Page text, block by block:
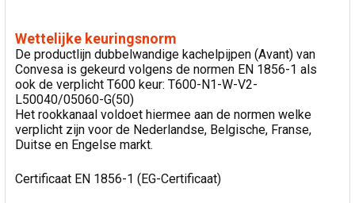
Wettelijke keuringsnorm
De productlijn dubbelwandige kachelpijpen (Avant) van
Convesa is gekeurd volgens de normen EN 1856-1 als
ook de verplicht T600 keur: T600-N1-W-V2-
L50040/05060-G(50)
Het rookkanaal voldoet hiermee aan de normen welke
verplicht zijn voor de Nederlandse, Belgische, Franse,
Duitse en Engelse markt.
Certificaat EN 1856-1 (EG-Certificaat)